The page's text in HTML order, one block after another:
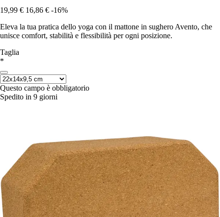
19,99 € 16,86 € -16%
Eleva la tua pratica dello yoga con il mattone in sughero Avento, che
unisce comfort, stabilità e flessibilità per ogni posizione.
Taglia
*
Questo campo è obbligatorio
Spedito in 9 giorni